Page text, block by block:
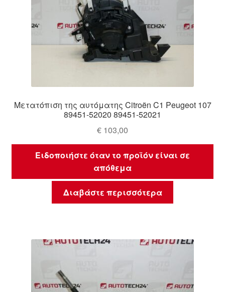
Μετατόπιση της αυτόματης Citroën C1 Peugeot 107
89451-52020 89451-52021
€ 103,00
Ειδοποιήστε όταν το προϊόν είναι σε
απόθεμα
Διαβάστε περισσότερα